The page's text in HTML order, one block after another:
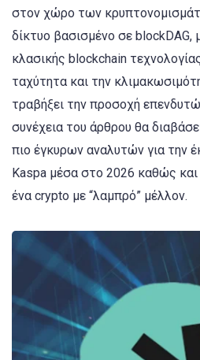
στον χώρο των
δίκτυο βασισμένο σε blockDAG,
κλασικής blockchain
ταχύτητα και την
τραβήξει την προσοχή
συνέχεια του άρθρου θα
πιο έγκυρων αναλυτών για την
Kaspa μέσα στο 2026 καθώς και
ένα crypto με “λαμπρό” μέλλον.